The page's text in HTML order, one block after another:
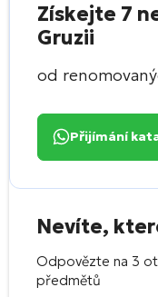
Získejte 7
Gruzii
od
Přijímání
Nevíte,
Odpovězte na 3
předmětů